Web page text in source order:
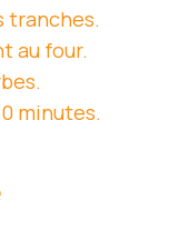
tranches.
au four.
minutes.